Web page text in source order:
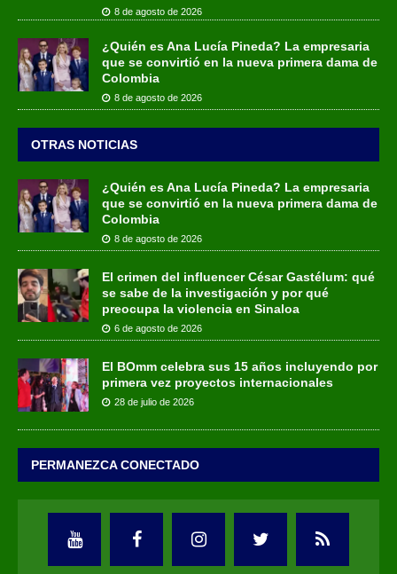
8 de agosto de 2026
¿Quién es Ana Lucía Pineda? La empresaria
que se convirtió en la nueva primera dama de
Colombia
8 de agosto de 2026
OTRAS NOTICIAS
¿Quién es Ana Lucía Pineda? La empresaria
que se convirtió en la nueva primera dama de
Colombia
8 de agosto de 2026
El crimen del influencer César Gastélum: qué
se sabe de la investigación y por qué
preocupa la violencia en Sinaloa
6 de agosto de 2026
El BOmm celebra sus 15 años incluyendo por
primera vez proyectos internacionales
28 de julio de 2026
PERMANEZCA CONECTADO